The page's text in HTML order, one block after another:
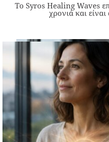
Το Syros Healing Waves
χρονιά και